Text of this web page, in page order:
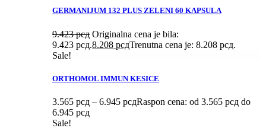
GERMANIJUM 132 PLUS ZELENI 60 KAPSULA
9.423рсд Originalna cena je bila:
9.423 рсд.8.208 рсдTrenutna cena je: 8.208 рсд.
Sale!
ORTHOMOL IMMUN KESICE
3.565 рсд – 6.945 рсдRaspon cena: od 3.565 рсд do
6.945 рсд
Sale!